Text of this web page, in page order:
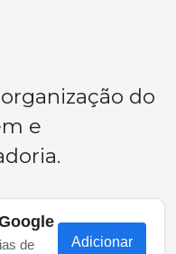
do
e
de
Adicionar